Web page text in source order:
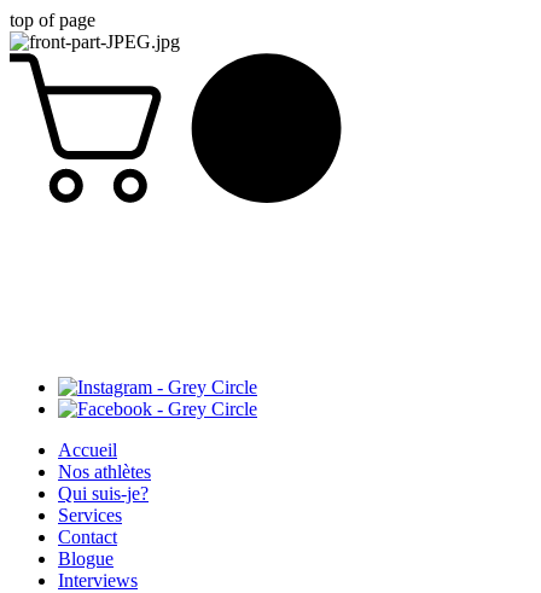
top of page
Accueil
Nos athlètes
Qui suis-je?
Services
Contact
Blogue
Interviews